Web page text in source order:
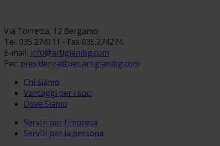
Via Torretta, 12 Bergamo
Tel. 035.274111 - Fax 035.274274
E-mail: info@artigianibg.com
Pec: presidenza@pec.artigianibg.com
Chi siamo
Vantaggi per i soci
Dove Siamo
Servizi per l’impresa
Servizi per la persona